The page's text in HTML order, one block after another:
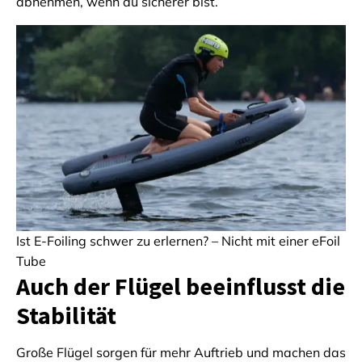
Ist E-Foiling schwer zu erlernen? – Nicht mit einer eFoil
Tube
Auch der Flügel beeinflusst die
Stabilität
Große Flügel sorgen für mehr Auftrieb und machen das